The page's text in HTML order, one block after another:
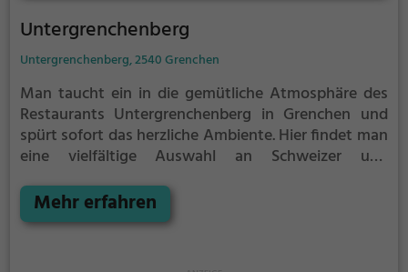
Untergrenchenberg
Untergrenchenberg, 2540 Grenchen
Man taucht ein in die gemütliche Atmosphäre des
Restaurants Untergrenchenberg in Grenchen und
spürt sofort das herzliche Ambiente. Hier findet man
eine vielfältige Auswahl an Schweizer und
Optionen. Ob zum Frühstück oder zum Brunch, hier
wird man mit leckeren Speisen verwöhnt. Lass sich
Mehr erfahren